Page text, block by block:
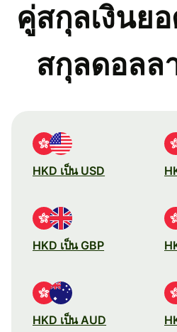
คู่สกุลเงินย
สกุลดอลล
HKD เป็น USD
HKD เป็น GBP
HKD เป็น AUD